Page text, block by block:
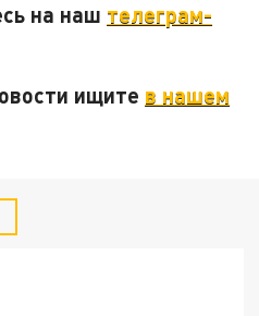
на наш телеграм-
ищите в нашем